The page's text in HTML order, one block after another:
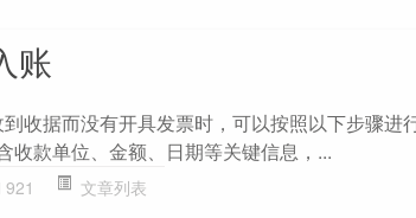
账
收据而没有开具发票时，可以按照以下步骤进
收款单位、金额、日期等关键信息，...
921 文章列表